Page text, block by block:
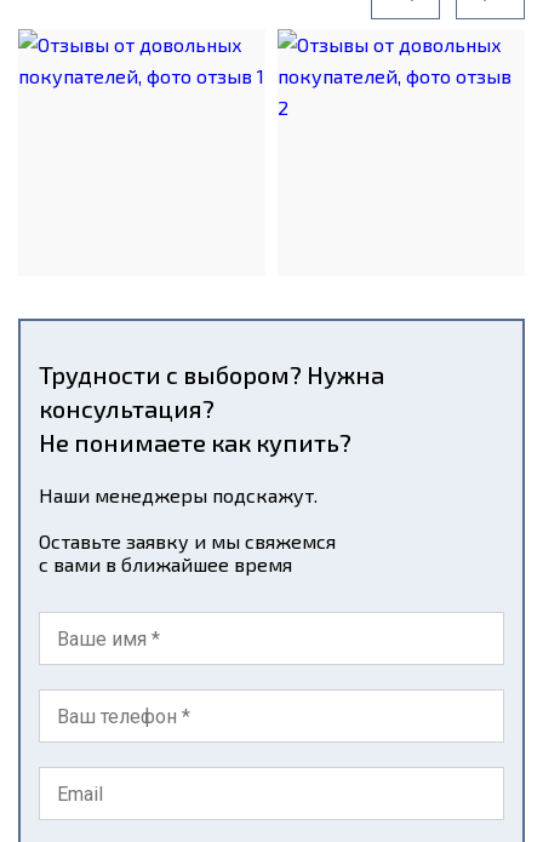
Трудности с выбором? Нужна
консультация?
Не понимаете как купить?
Наши менеджеры подскажут.
Оставьте заявку и мы свяжемся
с вами в ближайшее время